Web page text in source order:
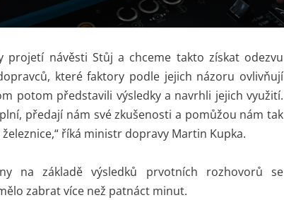
projetí návěsti Stůj a chceme takto získat odezvu
které faktory podle jejich názoru ovlivňují
potom představili výsledky a navrhli jejich využití.
předají nám své zkušenosti a pomůžou nám tak
říká ministr dopravy Martin Kupka.
na základě výsledků prvotních rozhovorů se
zabrat více než patnáct minut.